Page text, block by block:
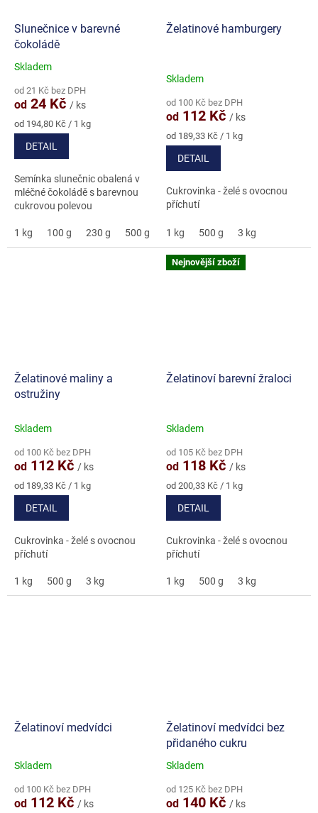
Slunečnice v barevné
čokoládě
Průměrné
produktu
je
5,0
z
hvězdiček.
Skladem
od 21 Kč bez DPH
od 24 Kč / ks
Měrná
cena:
od 194,80 Kč / 1 kg
DETAIL
Semínka slunečnic obalená v
mléčné čokoládě s barevnou
cukrovou polevou
1 kg 100 g 230 g 500 g 5 kg
Želatinové hamburgery
Skladem
od 100 Kč bez DPH
od 112 Kč / ks
Měrná
cena:
od 189,33 Kč / 1 kg
DETAIL
Cukrovinka - želé s ovocnou
příchutí
1 kg 500 g 3 kg
Želatinové maliny a
ostružiny
Skladem
od 100 Kč bez DPH
od 112 Kč / ks
Měrná
cena:
od 189,33 Kč / 1 kg
DETAIL
Cukrovinka - želé s ovocnou
příchutí
1 kg 500 g 3 kg
Nejnovější zboží
Želatinoví barevní žraloci
Skladem
od 105 Kč bez DPH
od 118 Kč / ks
Měrná
cena:
od 200,33 Kč / 1 kg
DETAIL
Cukrovinka - želé s ovocnou
příchutí
1 kg 500 g 3 kg
Želatinoví medvídci
Průměrné
produktu
je
Skladem
od 100 Kč bez DPH
od 112 Kč / ks
Želatinoví medvídci bez
přidaného cukru
Průměrné
produktu
je
Skladem
od 125 Kč bez DPH
od 140 Kč / ks